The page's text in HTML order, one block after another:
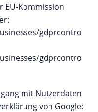
EU-Kommission
gdprcontro
gdprcontro
mit Nutzerdaten
von Google: